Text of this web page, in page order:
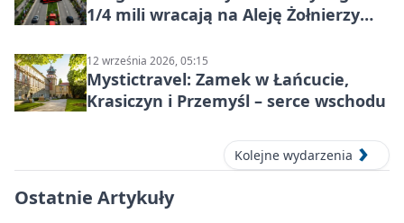
1/4 mili wracają na Aleję Żołnierzy
12 września 2026, 05:15
Mystictravel: Zamek w Łańcucie,
Krasiczyn i Przemyśl – serce wschodu
Kolejne wydarzenia
Ostatnie Artykuły